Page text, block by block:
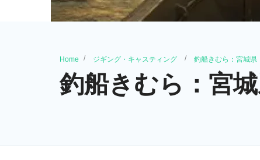
Home ジギング・キャスティング 釣船きむら：宮城県
釣船きむら：宮城